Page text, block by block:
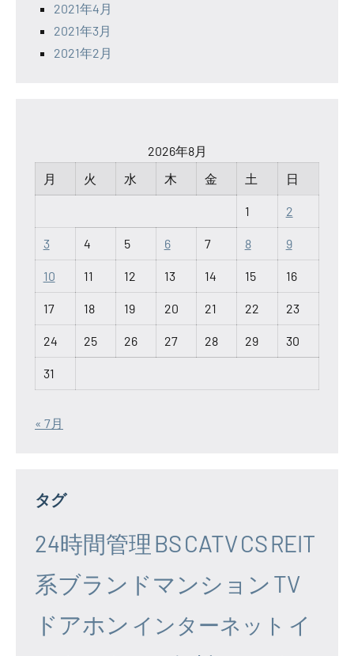
2021年4月
2021年3月
2021年2月
2026年8月
月
火 水 木 金 土 日
1 2
3 4 5 6 7 8 9
10 11 12 13 14 15 16
17 18 19 20 21 22 23
24 25 26 27 28 29 30
31
« 7月
タグ
24時間管理 BSCATVCSREIT
系ブランドマンション TV
ドアホン インターネット イ